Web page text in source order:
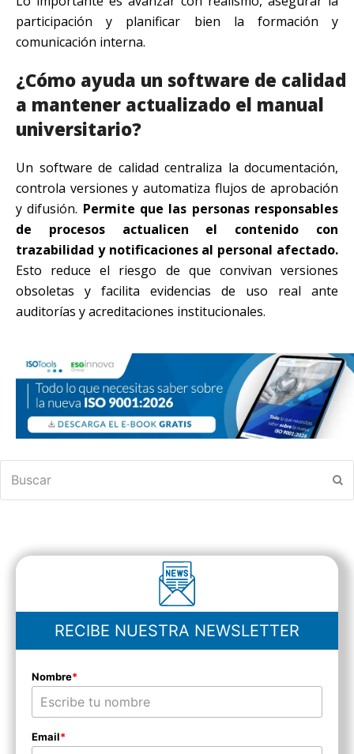
participación y planificar bien la formación y
comunicación interna.
¿Cómo ayuda un software de calidad
a mantener actualizado el manual
universitario?
Un software de calidad centraliza la documentación,
controla versiones y automatiza flujos de aprobación
y difusión. Permite que las personas responsables
de procesos actualicen el contenido con
trazabilidad y notificaciones al personal afectado.
Esto reduce el riesgo de que convivan versiones
obsoletas y facilita evidencias de uso real ante
auditorías y acreditaciones institucionales.
RECIBE NUESTRA NEWSLETTER
Nombre*
Email*